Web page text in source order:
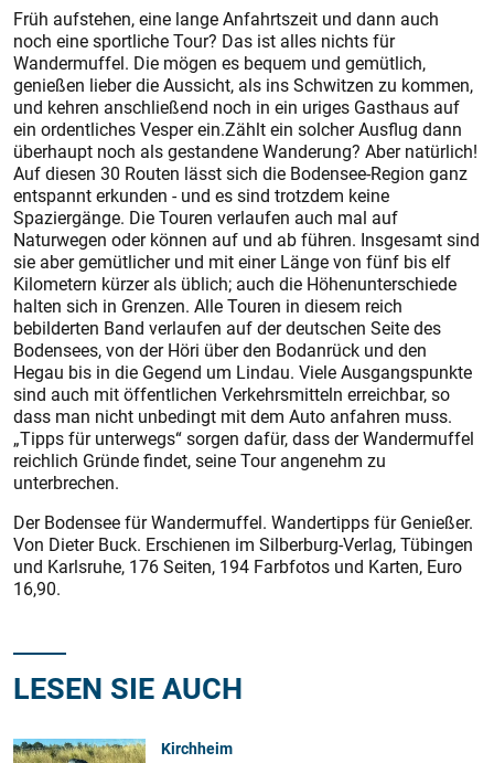
Früh aufstehen, eine lange Anfahrtszeit und dann auch
noch eine sportliche Tour? Das ist alles nichts für
Wandermuffel. Die mögen es bequem und gemütlich,
genießen lieber die Aussicht, als ins Schwitzen zu kommen,
und kehren anschließend noch in ein uriges Gasthaus auf
ein ordentliches Vesper ein.Zählt ein solcher Ausflug dann
überhaupt noch als gestandene Wanderung? Aber natürlich!
Auf diesen 30 Routen lässt sich die Bodensee-Region ganz
entspannt erkunden - und es sind trotzdem keine
Spaziergänge. Die Touren verlaufen auch mal auf
Naturwegen oder können auf und ab führen. Insgesamt sind
sie aber gemütlicher und mit einer Länge von fünf bis elf
Kilometern kürzer als üblich; auch die Höhenunterschiede
halten sich in Grenzen. Alle Touren in diesem reich
bebilderten Band verlaufen auf der deutschen Seite des
Bodensees, von der Höri über den Bodanrück und den
Hegau bis in die Gegend um Lindau. Viele Ausgangspunkte
sind auch mit öffentlichen Verkehrsmitteln erreichbar, so
dass man nicht unbedingt mit dem Auto anfahren muss.
„Tipps für unterwegs“ sorgen dafür, dass der Wandermuffel
reichlich Gründe findet, seine Tour angenehm zu
unterbrechen.
Der Bodensee für Wandermuffel. Wandertipps für Genießer.
Von Dieter Buck. Erschienen im Silberburg-Verlag, Tübingen
und Karlsruhe, 176 Seiten, 194 Farbfotos und Karten, Euro
16,90.
LESEN SIE AUCH
Kirchheim